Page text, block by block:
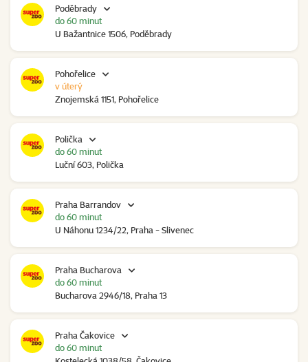
Poděbrady
U Bažantnice 1506, Poděbrady
do 60 minut
Pohořelice
Znojemská 1151, Pohořelice
v úterý
Polička
Luční 603, Polička
do 60 minut
Praha Barrandov
U Náhonu 1234/22, Praha - Slivenec
do 60 minut
Praha Bucharova
Bucharova 2946/18, Praha 13
do 60 minut
Praha Čakovice
do 60 minut